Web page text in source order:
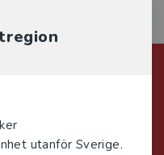
utanför Sverige.